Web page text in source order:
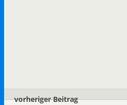
vorheriger Beitrag